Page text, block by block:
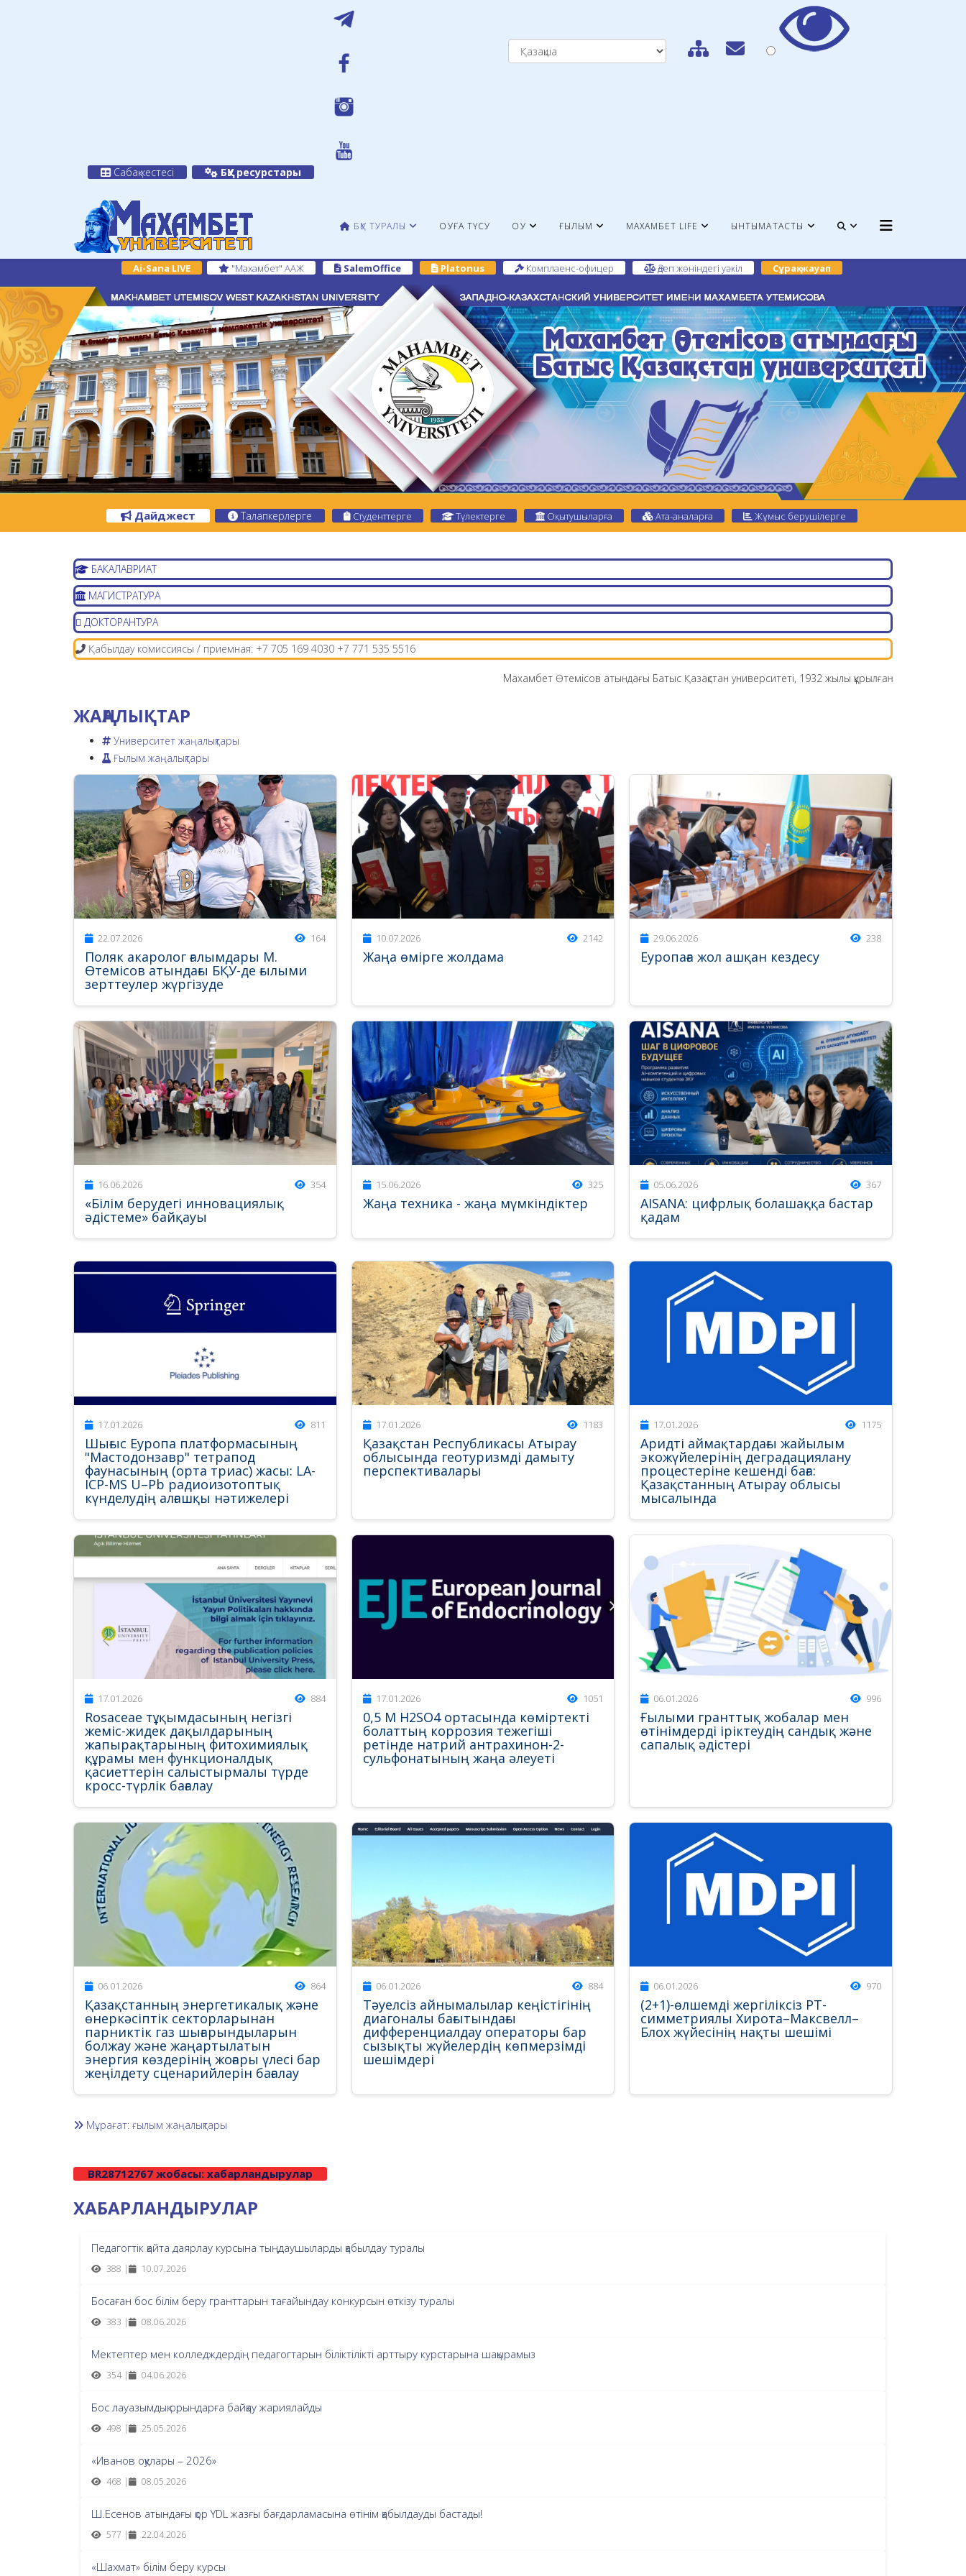
Сабақ кестесі БҚУ ресурстары
БҚУ ТУРАЛЫ ОҚУҒА ТҮСУ ОҚУ ҒЫЛЫМ МАХАМБЕТ LIFE ЫНТЫМАҚТАСТЫҚ
Ai-Sana LIVE "Махамбет" ААЖ SalemOffice Platonus Комплаенс-офицер Әдеп жөніндегі уәкіл Сұрақ-жауап
Дайджест Талапкерлерге Студенттерге Түлектерге Оқытушыларға Ата-аналарға Жұмыс берушілерге
БАКАЛАВРИАТ
МАГИСТРАТУРА
ДОКТОРАНТУРА
Қабылдау комиссиясы / приемная: +7 705 169 4030 +7 771 535 5516
Махамбет Өтемісов атындағы Батыс Қазақстан университеті, 1932 жылы құрылған.
ЖАҢАЛЫҚТАР
Университет жаңалықтары
Ғылым жаңалықтары
22.07.2026 164
Поляк акаролог ғалымдары М.
Өтемісов атындағы БҚУ-де ғылыми
зерттеулер жүргізуде
10.07.2026 2142
Жаңа өмірге жолдама
29.06.2026 238
Еуропаға жол ашқан кездесу
16.06.2026 354
«Білім берудегі инновациялық
әдістеме» байқауы
15.06.2026 325
Жаңа техника - жаңа мүмкіндіктер
05.06.2026 367
AISANA: цифрлық болашаққа бастар
қадам
17.01.2026 811
Шығыс Еуропа платформасының
"Мастодонзавр" тетрапод
фаунасының (орта триас) жасы: LA-
ICP-MS U–Pb радиоизотоптық
күнделудің алғашқы нәтижелері
17.01.2026 1183
Қазақстан Республикасы Атырау
облысында геотуризмді дамыту
перспективалары
17.01.2026 1175
Аридті аймақтардағы жайылым
экожүйелерінің деградациялану
процестеріне кешенді баға:
Қазақстанның Атырау облысы
мысалында
17.01.2026 884
Rosaceae тұқымдасының негізгі
жеміс-жидек дақылдарының
жапырақтарының фитохимиялық
құрамы мен функционалдық
қасиеттерін салыстырмалы түрде
кросс-түрлік бағалау
17.01.2026 1051
0,5 М H2SO4 ортасында көміртекті
болаттың коррозия тежегіші
ретінде натрий антрахинон-2-
сульфонатының жаңа әлеуеті
06.01.2026 996
Ғылыми гранттық жобалар мен
өтінімдерді іріктеудің сандық және
сапалық әдістері
06.01.2026 864
Қазақстанның энергетикалық және
өнеркәсіптік секторларынан
парниктік газ шығарындыларын
болжау және жаңартылатын
энергия көздерінің жоғары үлесі бар
жеңілдету сценарийлерін бағалау
06.01.2026 884
Тәуелсіз айнымалылар кеңістігінің
диагоналы бағытындағы
дифференциалдау операторы бар
сызықты жүйелердің көпмерзімді
шешімдері
06.01.2026 970
(2+1)-өлшемді жергіліксіз PT-
симметриялы Хирота–Максвелл–
Блох жүйесінің нақты шешімі
Мұрағат: ғылым жаңалықтары
BR28712767 жобасы: хабарландырулар
ХАБАРЛАНДЫРУЛАР
Педагогтік қайта даярлау курсына тыңдаушыларды қабылдау туралы
388 | 10.07.2026
Босаған бос білім беру гранттарын тағайындау конкурсын өткізу туралы
383 | 08.06.2026
Мектептер мен колледждердің педагогтарын біліктілікті арттыру курстарына шақырамыз
354 | 04.06.2026
Бос лауазымдық орындарға байқау жариялайды
498 | 25.05.2026
«Иванов оқулары – 2026»
468 | 08.05.2026
Ш.Есенов атындағы қор YDL жазғы бағдарламасына өтінім қабылдауды бастады!
577 | 22.04.2026
«Шахмат» білім беру курсы